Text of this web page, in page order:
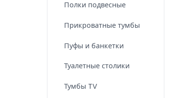
Полки подвесные
Прикроватные тумбы
Пуфы и банкетки
Туалетные столики
Тумбы TV